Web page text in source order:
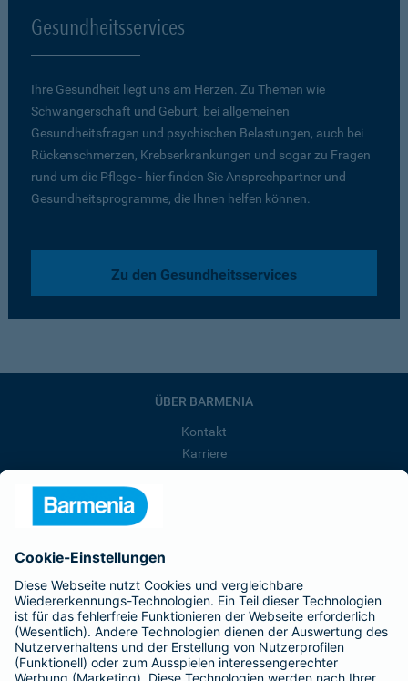
Gesundheitsservices
Ihre Gesundheit liegt uns am Herzen. Zu Themen wie
Schwangerschaft und Geburt, bei allgemeinen
Gesundheitsfragen und psychischen Belastungen, auch bei
Rückenschmerzen, Krebserkrankungen und sogar zu Fragen
rund um die Pflege - hier finden Sie Ansprechpartner und
Gesundheitsprogramme, die Ihnen helfen können.
Zu den Gesundheitsservices
ÜBER BARMENIA
Kontakt
Karriere
Barmenia ist Teil der BarmeniaGothaer
BELIEBTE SEITEN
Kranken-Zusatzversicherung
Tierversicherungen
Haftpflichtversicherung